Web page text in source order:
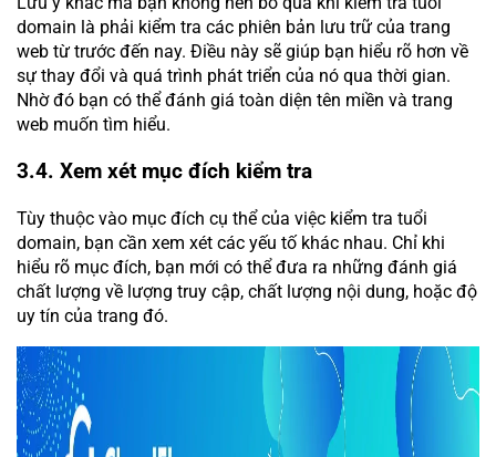
domain là phải kiểm tra các phiên bản lưu trữ của trang
web từ trước đến nay. Điều này sẽ giúp bạn hiểu rõ hơn về
sự thay đổi và quá trình phát triển của nó qua thời gian.
Nhờ đó bạn có thể đánh giá toàn diện tên miền và trang
web muốn tìm hiểu.
3.4. Xem xét mục đích kiểm tra
Tùy thuộc vào mục đích cụ thể của việc kiểm tra tuổi
domain, bạn cần xem xét các yếu tố khác nhau. Chỉ khi
hiểu rõ mục đích, bạn mới có thể đưa ra những đánh giá
chất lượng về lượng truy cập, chất lượng nội dung, hoặc độ
uy tín của trang đó.